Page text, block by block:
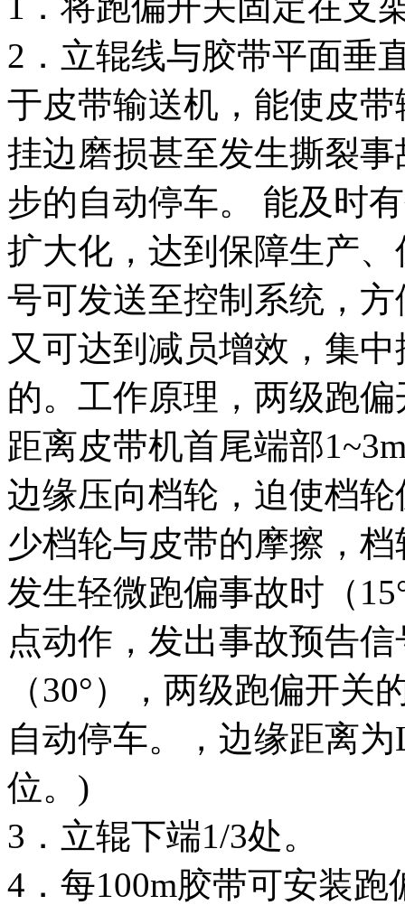
2．立辊线与胶带平面垂
于皮带输送机，能使皮
挂边磨损甚至发生撕裂
步的自动停车。 能及时
扩大化，达到保障生产
号可发送至控制系统，
又可达到减员增效，集
的。工作原理，两级跑
距离皮带机首尾端部
边缘压向档轮，迫使档
少档轮与皮带的摩擦，
发生轻微跑偏事故时（
点动作，发出事故预告
（30°），两级跑偏开
自动停车。，边缘距离
位。)
3．立辊下端1/3处。
4．每100m胶带可安装跑